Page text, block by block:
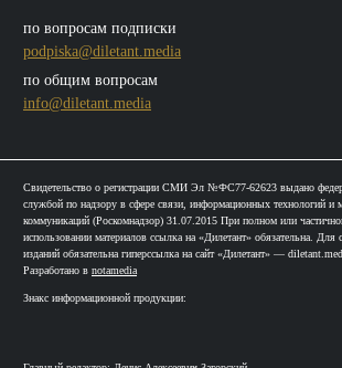
по вопросам подписки
podpiska@diletant.media
по общим вопросам
info@diletant.media
Свидетельство о регистрации СМИ Эл №ФС77-62623 выдано
службой по надзору в сфере связи, информационных технологий и
коммуникаций (Роскомнадзор) 31.07.2015 При полном или
использовании материалов ссылка на «Дилетант» обязательна. Для
изданий обязательна гиперссылка на сайт «Дилетант» —
Разработано в notamedia
Знакс информационной продукции: